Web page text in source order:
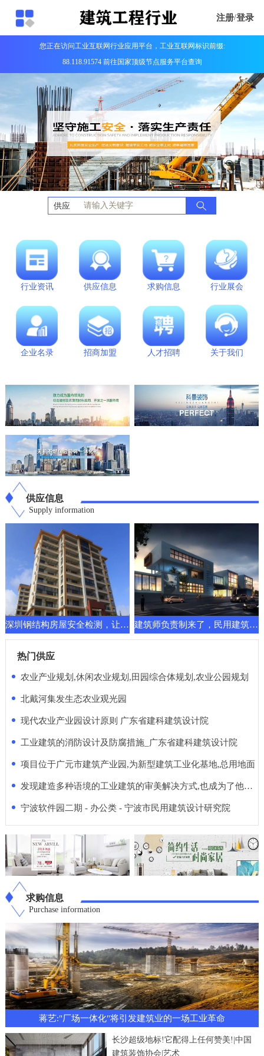
注册/登录
您正在访问工业互联网行业应用平台，工业互联网标识前缀:
88.118.91574 前往国家顶级节点服务平台查询
供应
行业资讯 供应信息 求购信息 行业展会
企业名录 招商加盟 人才招聘 关于我们
供应信息
Supply information
深圳钢结构房屋安全检测，让建筑换发新的功能要求 建筑师负责制来了，民用建筑先行一步！天堂还是地狱
热门供应
农业产业规划,休闲农业规划,田园综合体规划,农业公园规划
北戴河集发生态农业观光园
现代农业产业园设计原则 广东省建科建筑设计院
工业建筑的消防设计及防腐措施_广东省建科建筑设计院
项目位于广元市建筑产业园,为新型建筑工业化基地,总用地面
发现建造多种语境的工业建筑的审美解决方式,也成为了他的使命
宁波软件园二期 - 办公类 - 宁波市民用建筑设计研究院
求购信息
Purchase information
蒋艺:"厂场一体化"将引发建筑业的一场工业革命
长沙超级地标!它配得上任何赞美!|中国
建筑装饰协会|艺术